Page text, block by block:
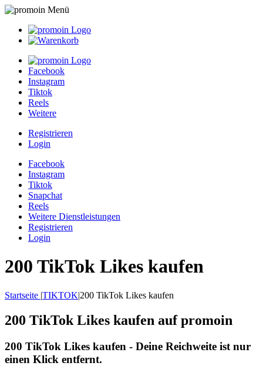
Facebook
Instagram
Tiktok
Reels
Weitere
Registrieren
Login
Facebook
Instagram
Tiktok
Snapchat
Reels
Weitere Dienstleistungen
Registrieren
Login
200 TikTok Likes kaufen
Startseite |TIKTOK|200 TikTok Likes kaufen
200 TikTok Likes kaufen auf promoin
200 TikTok Likes kaufen - Deine Reichweite ist nur
einen Klick entfernt.